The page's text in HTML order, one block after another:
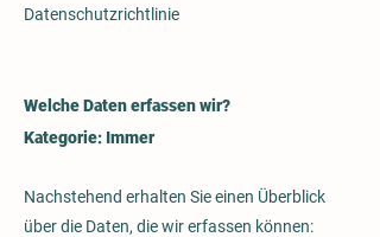
Datenschutzrichtlinie
Welche Daten erfassen wir?
Kategorie: Immer
Nachstehend erhalten Sie einen Überblick
über die Daten, die wir erfassen können: